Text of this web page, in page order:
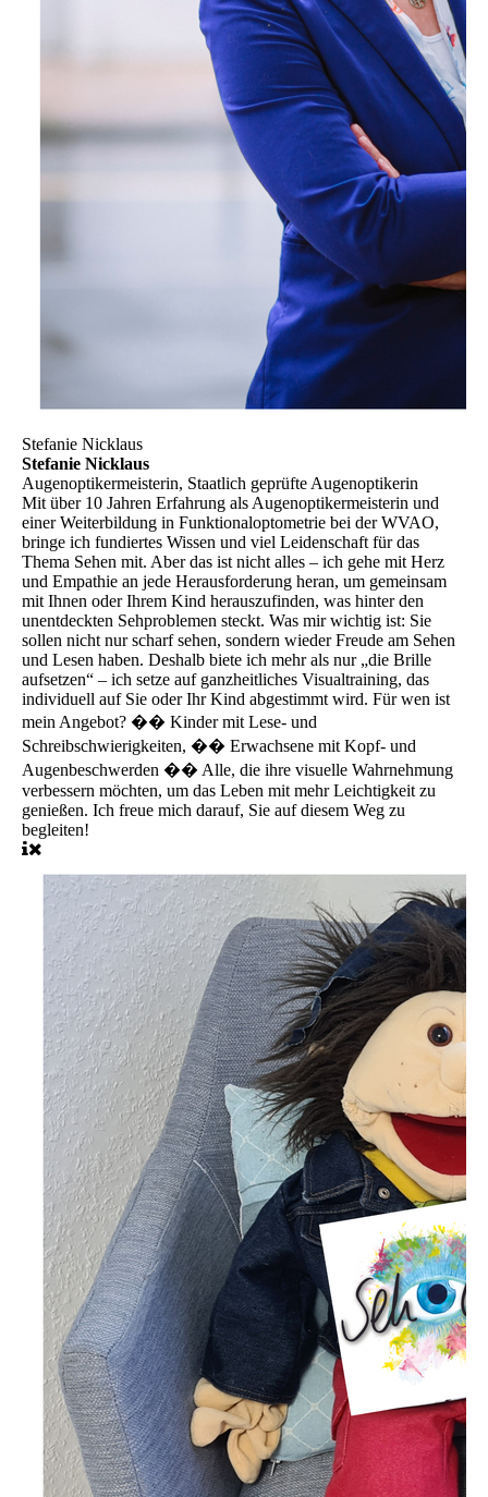
Stefanie Nicklaus
Stefanie Nicklaus
Augenoptikermeisterin, Staatlich geprüfte Augenoptikerin
Mit über 10 Jahren Erfahrung als Augenoptikermeisterin und
einer Weiterbildung in Funktionaloptometrie bei der WVAO,
bringe ich fundiertes Wissen und viel Leidenschaft für das
Thema Sehen mit. Aber das ist nicht alles – ich gehe mit Herz
und Empathie an jede Herausforderung heran, um gemeinsam
mit Ihnen oder Ihrem Kind herauszufinden, was hinter den
unentdeckten Sehproblemen steckt. Was mir wichtig ist: Sie
sollen nicht nur scharf sehen, sondern wieder Freude am Sehen
und Lesen haben. Deshalb biete ich mehr als nur „die Brille
aufsetzen“ – ich setze auf ganzheitliches Visualtraining, das
individuell auf Sie oder Ihr Kind abgestimmt wird. Für wen ist
mein Angebot? �� Kinder mit Lese- und
Schreibschwierigkeiten, �� Erwachsene mit Kopf- und
Augenbeschwerden �� Alle, die ihre visuelle Wahrnehmung
verbessern möchten, um das Leben mit mehr Leichtigkeit zu
genießen. Ich freue mich darauf, Sie auf diesem Weg zu
begleiten!